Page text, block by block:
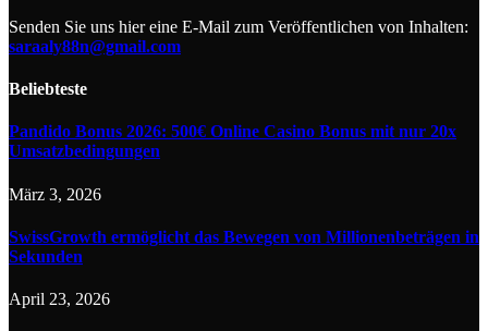
Senden Sie uns hier eine E-Mail zum Veröffentlichen von Inhalten:
saraaly88n@gmail.com
Beliebteste
Pandido Bonus 2026: 500€ Online Casino Bonus mit nur 20x
Umsatzbedingungen
März 3, 2026
SwissGrowth ermöglicht das Bewegen von Millionenbeträgen in
Sekunden
April 23, 2026